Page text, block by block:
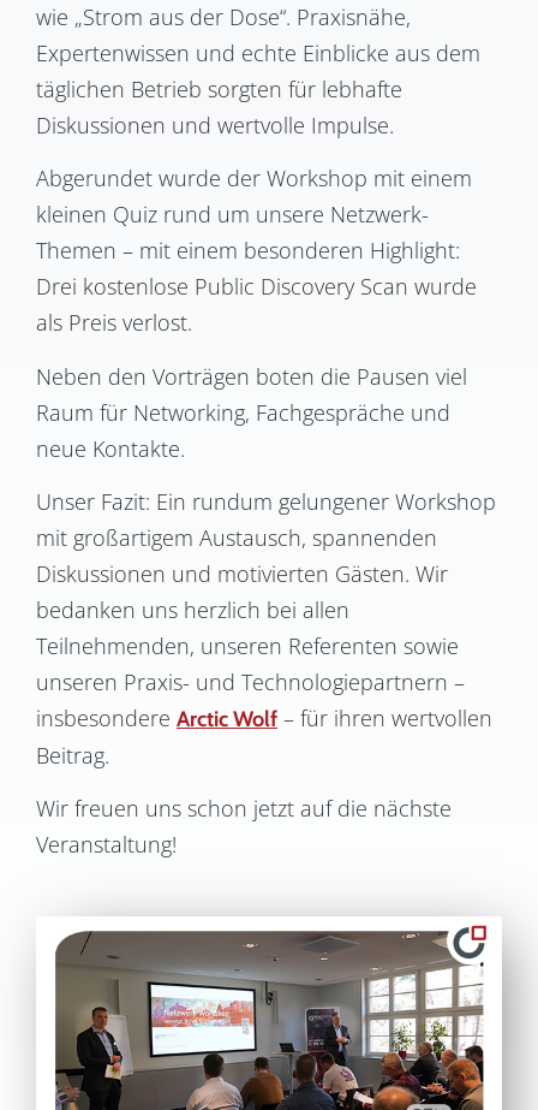
wie „Strom aus der Dose“. Praxisnähe,
Expertenwissen und echte Einblicke aus dem
täglichen Betrieb sorgten für lebhafte
Diskussionen und wertvolle Impulse.
Abgerundet wurde der Workshop mit einem
kleinen Quiz rund um unsere Netzwerk-
Themen – mit einem besonderen Highlight:
Drei kostenlose Public Discovery Scan wurde
als Preis verlost.
Neben den Vorträgen boten die Pausen viel
Raum für Networking, Fachgespräche und
neue Kontakte.
Unser Fazit: Ein rundum gelungener Workshop
mit großartigem Austausch, spannenden
Diskussionen und motivierten Gästen. Wir
bedanken uns herzlich bei allen
Teilnehmenden, unseren Referenten sowie
unseren Praxis- und Technologiepartnern –
insbesondere Arctic Wolf – für ihren wertvollen
Beitrag.
Wir freuen uns schon jetzt auf die nächste
Veranstaltung!